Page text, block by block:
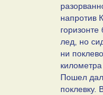
напротив
лед, но
ни
Пошел
поклевку.